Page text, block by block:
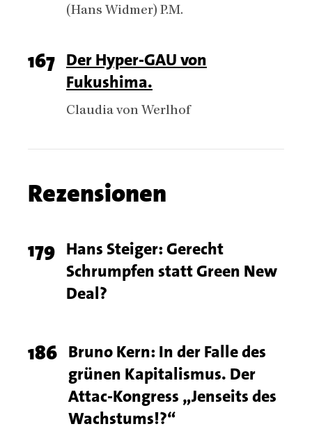
Authors
(Hans Widmer) P.M.
Page
number
167 Titel
Der Hyper-GAU von
Fukushima.
Authors
Claudia von Werlhof
Chapter
name
Rezensionen
Chapter
articles
Page
number
179 Titel
Hans Steiger: Gerecht
Schrumpfen statt Green New
Deal?
Page
number
186 Titel
Bruno Kern: In der Falle des
grünen Kapitalismus. Der
Attac-Kongress „Jenseits des
Wachstums!?“